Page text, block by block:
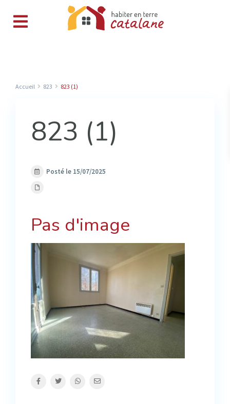
Accueil 823 823 (1)
823 (1)
Posté le 15/07/2025
Pas d'image